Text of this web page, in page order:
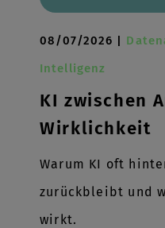
08/07/2026 |
Intelligenz
KI zwischen
Wirklichkeit
Warum KI oft
zurückbleibt und
wirkt.